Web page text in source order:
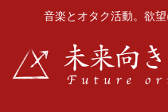
音楽とオタク活動。欲望